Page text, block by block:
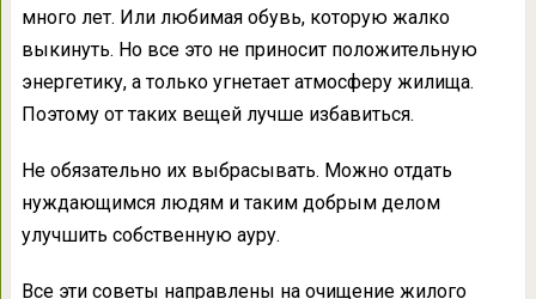
много лет. Или любимая обувь, которую жалко
выкинуть. Но все это не приносит положительную
энергетику, а только угнетает атмосферу жилища.
Поэтому от таких вещей лучше избавиться.
Не обязательно их выбрасывать. Можно отдать
нуждающимся людям и таким добрым делом
улучшить собственную ауру.
Все эти советы направлены на очищение жилого